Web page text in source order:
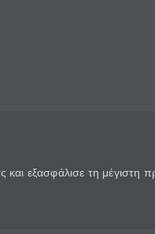
εξασφάλισε τη μέγιστη